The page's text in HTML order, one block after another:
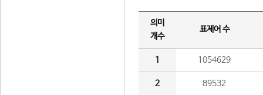
의미
개수
표제어 수
1 1054629
2 89532